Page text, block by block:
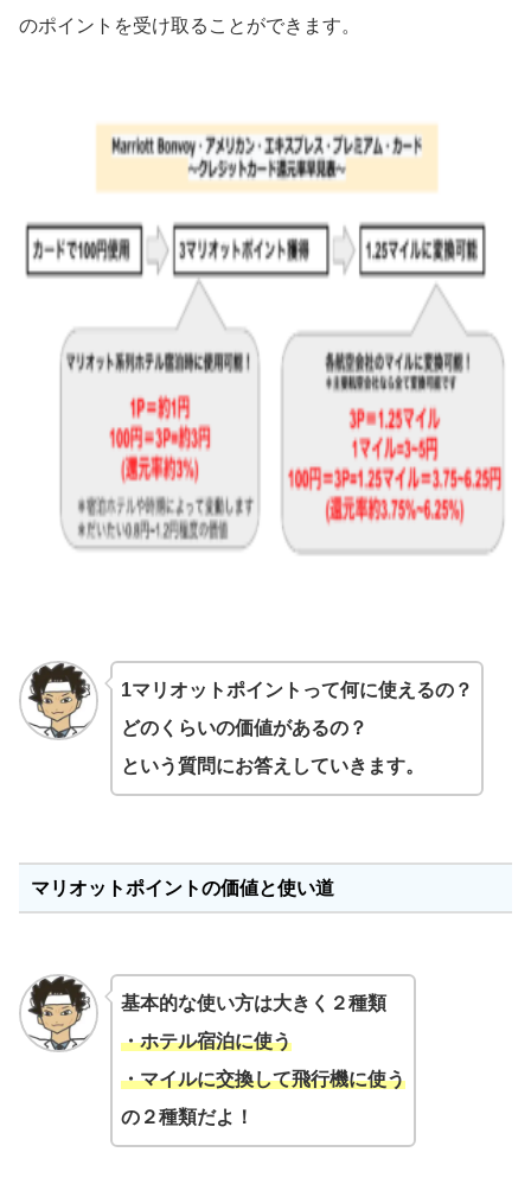
のポイントを受け取ることができます。
1マリオットポイントって何に使えるの？
どのくらいの価値があるの？
という質問にお答えしていきます。
マリオットポイントの価値と使い道
基本的な使い方は大きく２種類
・ホテル宿泊に使う
・マイルに交換して飛行機に使う
の２種類だよ！